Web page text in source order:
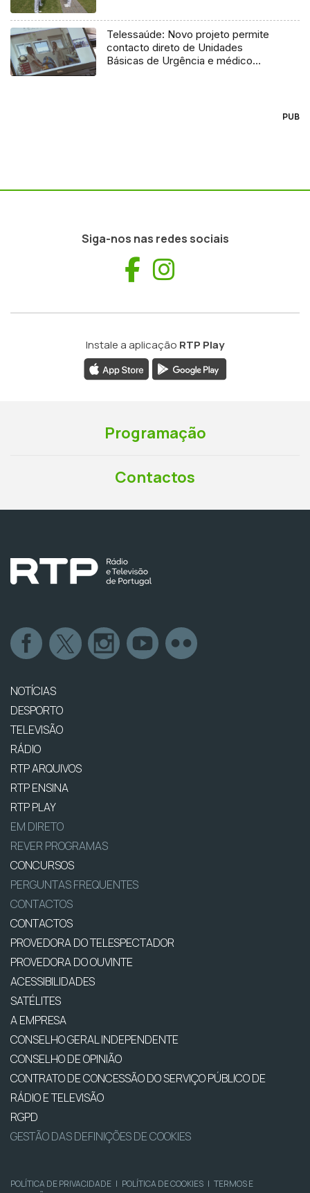
Telessaúde: Novo projeto permite
contacto direto de Unidades
Básicas de Urgência e médico
PUB
Siga-nos nas redes sociais
Facebook
Instale a aplicação RTP Play
Programação
Contactos
NOTÍCIAS
DESPORTO
TELEVISÃO
RÁDIO
RTP ARQUIVOS
RTP ENSINA
RTP PLAY
EM DIRETO
REVER PROGRAMAS
CONCURSOS
PERGUNTAS FREQUENTES
CONTACTOS
CONTACTOS
PROVEDORA DO TELESPECTADOR
PROVEDORA DO OUVINTE
ACESSIBILIDADES
SATÉLITES
A EMPRESA
CONSELHO GERAL INDEPENDENTE
CONSELHO DE OPINIÃO
CONTRATO DE CONCESSÃO DO SERVIÇO PÚBLICO DE
RÁDIO E TELEVISÃO
RGPD
GESTÃO DAS DEFINIÇÕES DE COOKIES
POLÍTICA DE PRIVACIDADE | POLÍTICA DE COOKIES | TERMOS E